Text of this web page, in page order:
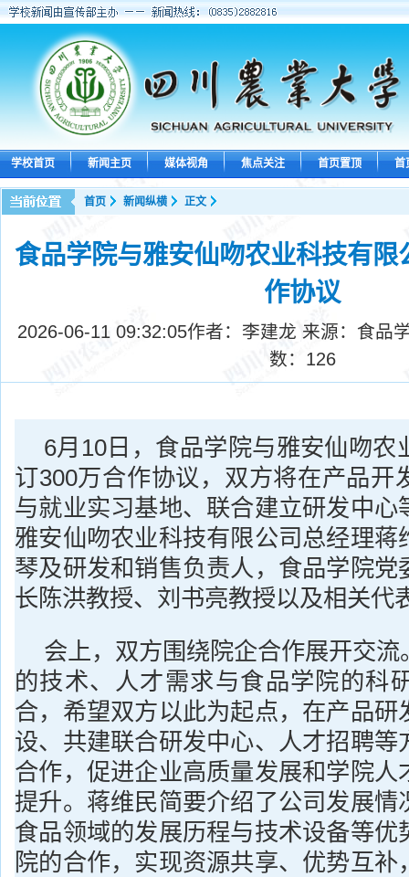
学校首页 新闻主页 媒体视角 焦点关注 首页置顶 首
首页 新闻纵横 正文
食品学院与雅安仙吻农业科技有限
作协议
2026-06-11 09:32:05作者：李建龙 来源：食品
数： 126
6月10日，食品学院与雅安仙吻农
订300万合作协议，双方将在产品开
与就业实习基地、联合建立研发中心
雅安仙吻农业科技有限公司总经理蒋
琴及研发和销售负责人，食品学院党
长陈洪教授、刘书亮教授以及相关代
会上，双方围绕院企合作展开交
的技术、人才需求与食品学院的科
合，希望双方以此为起点，在产品研
设、共建联合研发中心、人才招聘等
合作，促进企业高质量发展和学院人
提升。蒋维民简要介绍了公司发展情
食品领域的发展历程与技术设备等优
院的合作，实现资源共享、优势互补